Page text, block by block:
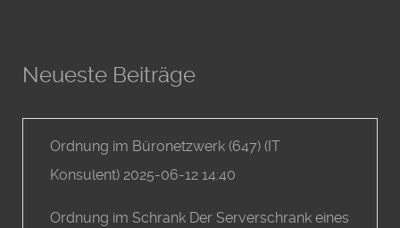
Neueste Beiträge
Ordnung im Büronetzwerk (647)( IT
Konsulent)2025-06-12 14:40
Ordnung im Schrank Der Serverschrank eines